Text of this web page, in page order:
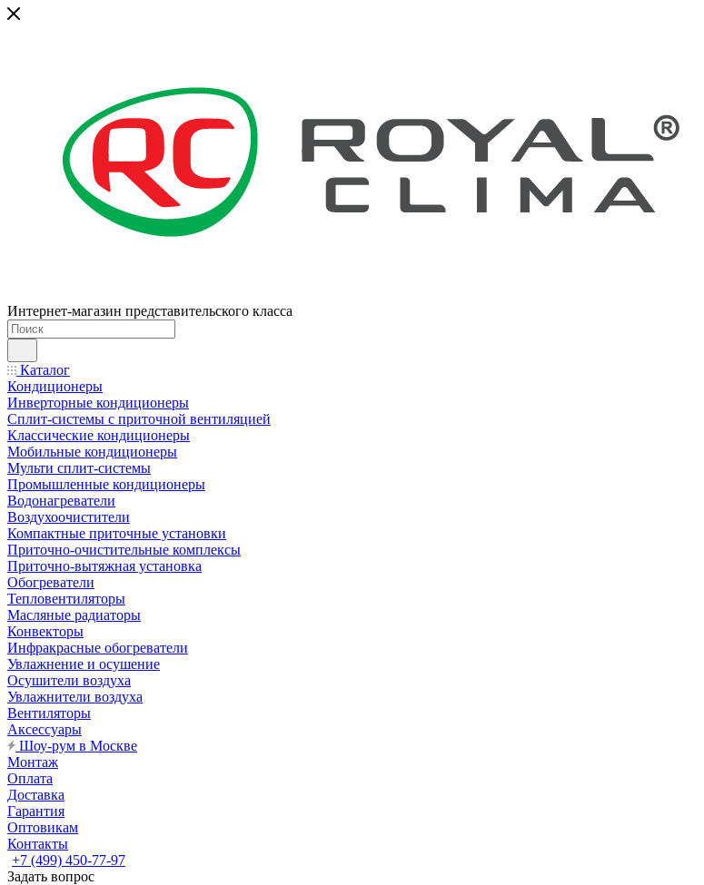
Интернет-магазин представительского класса
Каталог
Кондиционеры
Инверторные кондиционеры
Сплит-системы с приточной вентиляцией
Классические кондиционеры
Мобильные кондиционеры
Мульти сплит-системы
Промышленные кондиционеры
Водонагреватели
Воздухоочистители
Компактные приточные установки
Приточно-очистительные комплексы
Приточно-вытяжная установка
Обогреватели
Тепловентиляторы
Масляные радиаторы
Конвекторы
Инфракрасные обогреватели
Увлажнение и осушение
Осушители воздуха
Увлажнители воздуха
Вентиляторы
Аксессуары
Шоу-рум в Москве
Монтаж
Оплата
Доставка
Гарантия
Оптовикам
Контакты
+7 (499) 450-77-97
Задать вопрос